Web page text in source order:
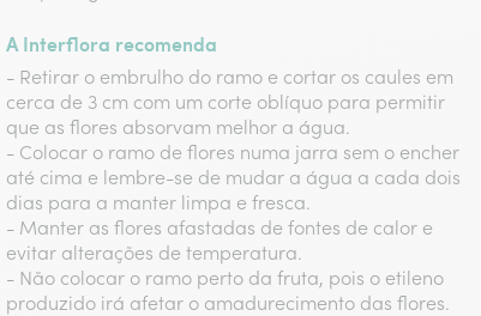
A Interflora recomenda
- Retirar o embrulho do ramo e cortar os caules em
cerca de 3 cm com um corte oblíquo para permitir
que as flores absorvam melhor a água.
- Colocar o ramo de flores numa jarra sem o encher
até cima e lembre-se de mudar a água a cada dois
dias para a manter limpa e fresca.
- Manter as flores afastadas de fontes de calor e
evitar alterações de temperatura.
- Não colocar o ramo perto da fruta, pois o etileno
produzido irá afetar o amadurecimento das flores.